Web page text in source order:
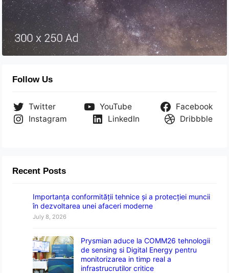
Follow Us
Twitter YouTube
Facebook
Instagram
LinkedIn Dribbble
Recent Posts
Importanța conformității tehnice și a protecției muncii
în dezvoltarea unei afaceri moderne
July 8, 2026
Prysmian aduce la COMM26 tehnologii
de sensing si Digital Energy pentru
monitorizarea in timp real a
infrastrucrutilor critice